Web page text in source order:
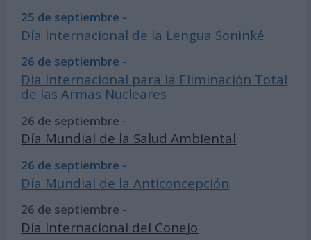
25 de septiembre -
Día Internacional de la Lengua Soninké
26 de septiembre -
Día Internacional para la Eliminación Total
de las Armas Nucleares
26 de septiembre -
Día Mundial de la Salud Ambiental
26 de septiembre -
Día Mundial de la Anticoncepción
26 de septiembre -
Día Internacional del Conejo